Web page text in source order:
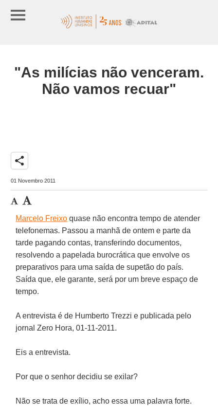
"As milícias não venceram.
Não vamos recuar"
share
01 Novembro 2011
Marcelo Freixo quase não encontra tempo de atender
telefonemas. Passou a manhã de ontem e parte da
tarde pagando contas, transferindo documentos,
resolvendo a papelada burocrática que envolve os
preparativos para uma saída de supetão do país.
Saída que, ele garante, será por um breve espaço de
tempo.
A entrevista é de Humberto Trezzi e publicada pelo
jornalZero Hora, 01-11-2011.
Eis a entrevista.
Por que o senhor decidiu se exilar?
Não se trata de exílio, acho essa uma palavra forte.